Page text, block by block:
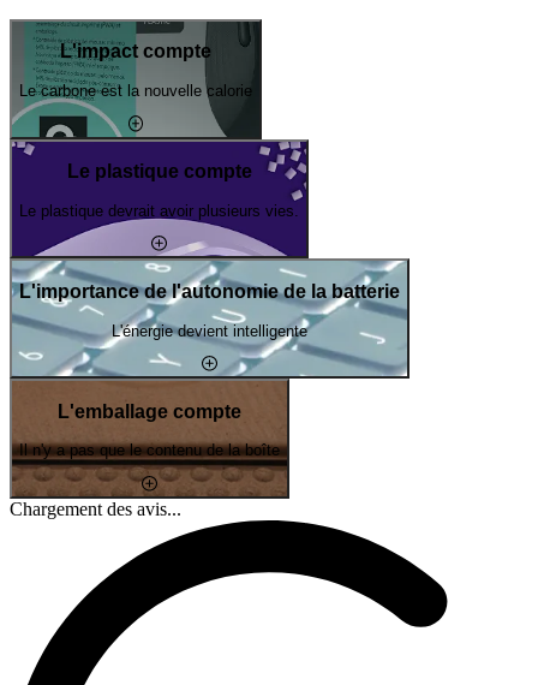
L'impact compte
Le carbone est la nouvelle calorie
Le plastique compte
Le plastique devrait avoir plusieurs vies.
L'importance de l'autonomie de la batterie
L'énergie devient intelligente
L'emballage compte
Il n'y a pas que le contenu de la boîte
Chargement des avis...